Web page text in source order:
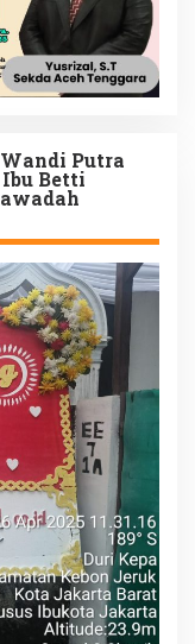
Putra
Betti